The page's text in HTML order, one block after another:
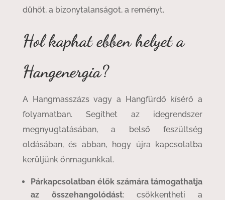
dühöt, a bizonytalanságot, a reményt.
Hol kaphat ebben helyet a
Hangenergia?
A Hangmasszázs vagy a Hangfürdő kísérő a
folyamatban. Segíthet az idegrendszer
megnyugtatásában, a belső feszültség
oldásában, és abban, hogy újra kapcsolatba
kerüljünk önmagunkkal.
Párkapcsolatban élők számára támogathatja
az összehangolódást: csökkentheti a